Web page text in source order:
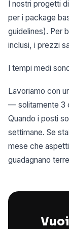
I nostri progetti
per i package
guidelines). Per
inclusi, i prezzi
I tempi medi
Lavoriamo con
— solitamente 3
Quando i posti
settimane. Se
mese che
guadagnano